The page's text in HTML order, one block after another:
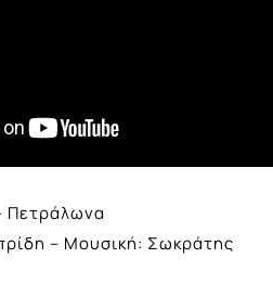
Πετράλωνα
– Μουσική: Σωκράτης